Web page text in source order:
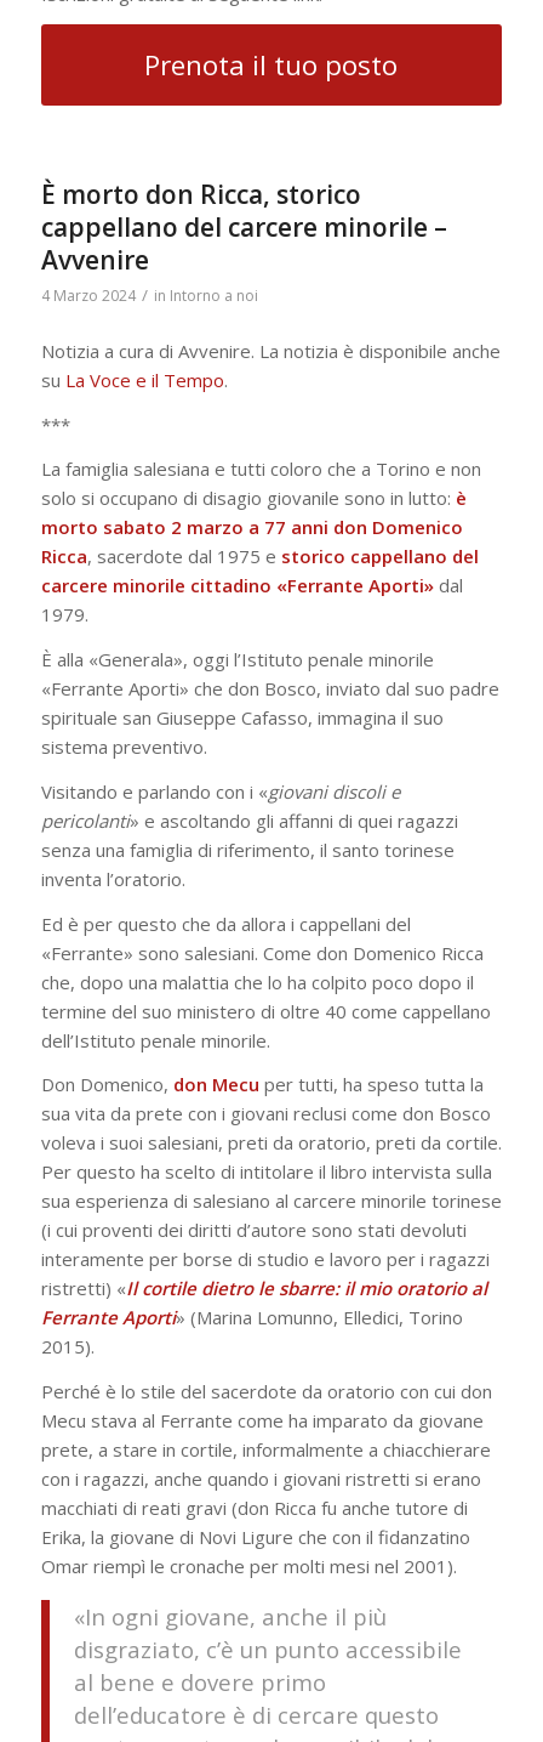
Prenota il tuo posto
È morto don Ricca, storico
cappellano del carcere minorile –
Avvenire
4 Marzo 2024 / in Intorno a noi
Notizia a cura di Avvenire. La notizia è disponibile anche
su La Voce e il Tempo.
***
La famiglia salesiana e tutti coloro che a Torino e non
solo si occupano di disagio giovanile sono in lutto: è
morto sabato 2 marzo a 77 anni don Domenico
Ricca, sacerdote dal 1975 e storico cappellano del
carcere minorile cittadino «Ferrante Aporti»dal
1979.
È alla «Generala», oggi l’Istituto penale minorile
«Ferrante Aporti» che don Bosco, inviato dal suo padre
spirituale san Giuseppe Cafasso, immagina il suo
sistema preventivo.
Visitando e parlando con i «giovani discoli e
pericolanti» e ascoltando gli affanni di quei ragazzi
senza una famiglia di riferimento, il santo torinese
inventa l’oratorio.
Ed è per questo che da allora i cappellani del
«Ferrante» sono salesiani. Come don Domenico Ricca
che, dopo una malattia che lo ha colpito poco dopo il
termine del suo ministero di oltre 40 come cappellano
dell’Istituto penale minorile.
Don Domenico, don Mecu per tutti, ha speso tutta la
sua vita da prete con i giovani reclusi come don Bosco
voleva i suoi salesiani, preti da oratorio, preti da cortile.
Per questo ha scelto di intitolare il libro intervista sulla
sua esperienza di salesiano al carcere minorile torinese
(i cui proventi dei diritti d’autore sono stati devoluti
interamente per borse di studio e lavoro per i ragazzi
ristretti) «Il cortile dietro le sbarre: il mio oratorio al
Ferrante Aporti» (Marina Lomunno, Elledici, Torino
2015).
Perché è lo stile del sacerdote da oratorio con cui don
Mecu stava al Ferrante come ha imparato da giovane
prete, a stare in cortile, informalmente a chiacchierare
con i ragazzi, anche quando i giovani ristretti si erano
macchiati di reati gravi (don Ricca fu anche tutore di
Erika, la giovane di Novi Ligure che con il fidanzatino
Omar riempì le cronache per molti mesi nel 2001).
«In ogni giovane, anche il più
disgraziato, c’è un punto accessibile
al bene e dovere primo
dell’educatore è di cercare questo